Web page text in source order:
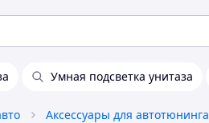
Умная подсветка унитаза
Аксессуары для автотюнинга